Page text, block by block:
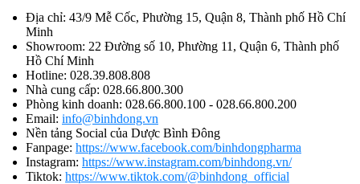
Địa chỉ: 43/9 Mễ Cốc, Phường 15, Quận 8, Thành phố Hồ Chí
Minh
Showroom: 22 Đường số 10, Phường 11, Quận 6, Thành phố
Hồ Chí Minh
Hotline: 028.39.808.808
Nhà cung cấp: 028.66.800.300
Phòng kinh doanh: 028.66.800.100 - 028.66.800.200
Email: info@binhdong.vn
Nền tảng Social của Dược Bình Đông
Fanpage: https://www.facebook.com/binhdongpharma
Instagram: https://www.instagram.com/binhdong.vn/
Tiktok: https://www.tiktok.com/@binhdong_official